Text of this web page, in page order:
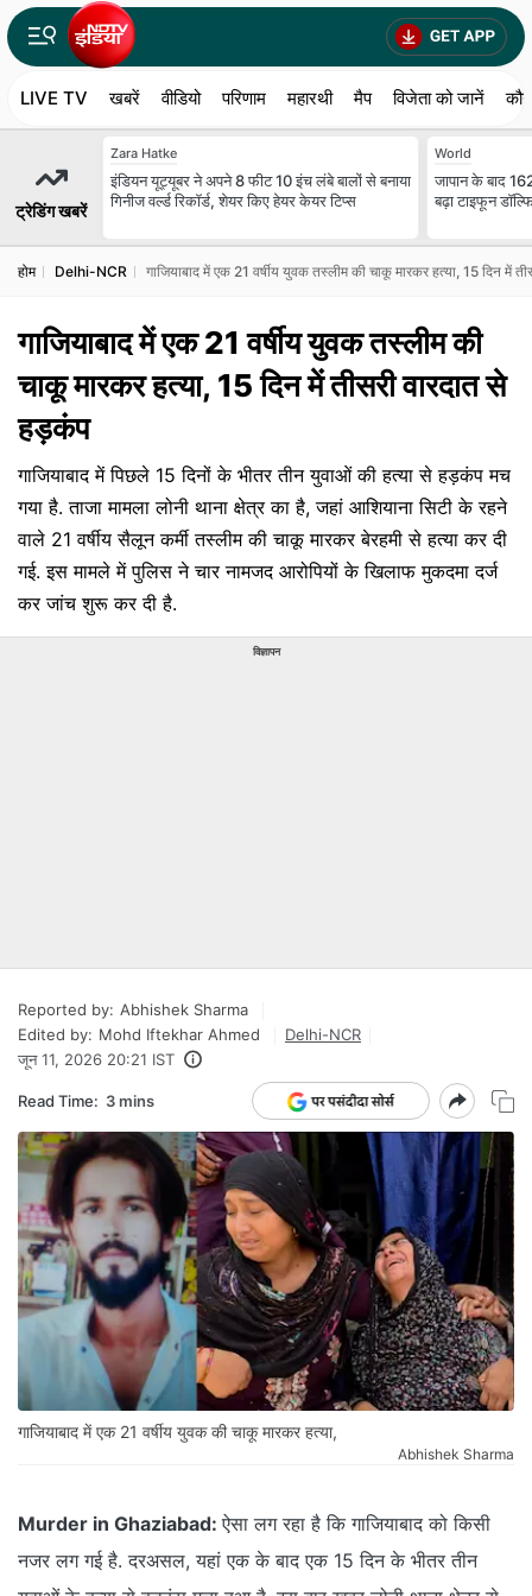
LIVE TV खबरें वीडियो परिणाम महारथी मैप विजेता को जानें
ट्रेडिंग खबरें
Zara Hatke
इंडियन यूट्यूबर ने अपने 8 फीट 10 इंच लंबे बालों से बनाया
गिनीज वर्ल्ड रिकॉर्ड, शेयर किए हेयर केयर टिप्स
World
जापान के बाद
बढ़ा टाइफून
होम Delhi-NCR ​गाजियाबाद में एक 21 वर्षीय युवक तस्लीम की चाकू मारकर हत्या, 15 दिन में
​गाजियाबाद में एक 21 वर्षीय युवक तस्लीम की
चाकू मारकर हत्या, 15 दिन में तीसरी वारदात से
हड़कंप
​गाजियाबाद में पिछले 15 दिनों के भीतर तीन युवाओं की हत्या से हड़कंप मच
गया है. ताजा मामला लोनी थाना क्षेत्र का है, जहां आशियाना सिटी के रहने
वाले 21 वर्षीय सैलून कर्मी तस्लीम की चाकू मारकर बेरहमी से हत्या कर दी
गई. इस मामले में पुलिस ने चार नामजद आरोपियों के खिलाफ मुकदमा दर्ज
कर जांच शुरू कर दी है.
विज्ञापन
Reported by: Abhishek Sharma
Edited by: Mohd Iftekhar Ahmed
Delhi-NCR
जून 11, 2026 20:21 IST
Read Time: 3 mins
गाजियाबाद में एक 21 वर्षीय युवक की चाकू मारकर हत्या,
Abhishek Sharma
Murder in Ghaziabad:ऐसा लग रहा है कि गाजियाबाद को किसी
नजर लग गई है. दरअसल, यहां एक के बाद एक 15 दिन के भीतर तीन